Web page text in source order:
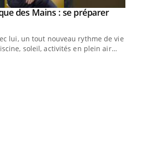
des Mains : se préparer
lui, un tout nouveau rythme de vie !
soleil, activités en plein air…